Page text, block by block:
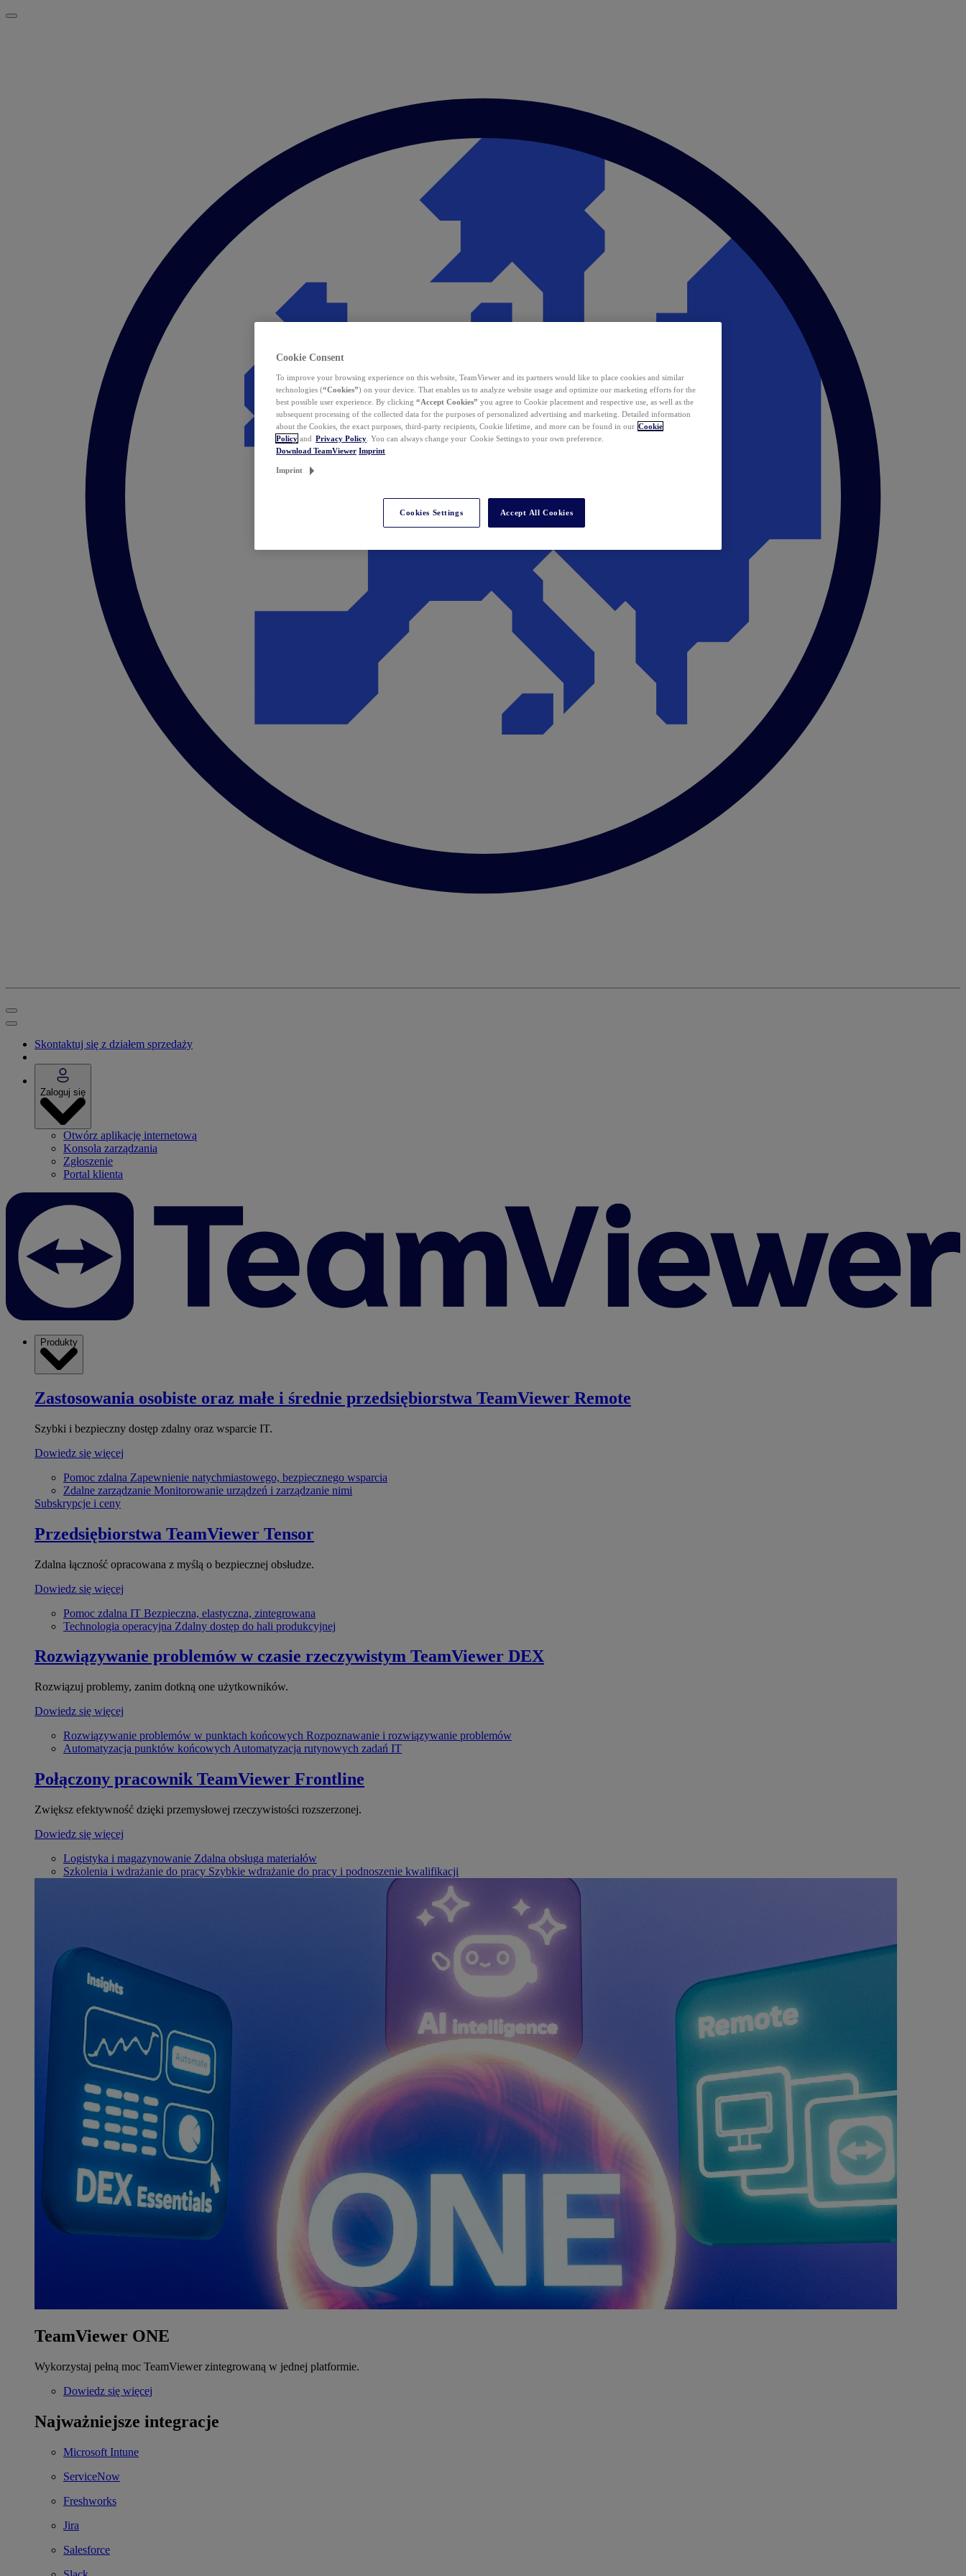
Skontaktuj się z działem sprzedaży
Zaloguj się
Otwórz aplikację internetową
Konsola zarządzania
Zgłoszenie
Portal klienta
Produkty
Zastosowania osobiste oraz małe i średnie przedsiębiorstwa TeamViewer Remote
Szybki i bezpieczny dostęp zdalny oraz wsparcie IT.
Dowiedz się więcej
Pomoc zdalna Zapewnienie natychmiastowego, bezpiecznego wsparcia
Zdalne zarządzanie Monitorowanie urządzeń i zarządzanie nimi
Subskrypcje i ceny
Przedsiębiorstwa TeamViewer Tensor
Zdalna łączność opracowana z myślą o bezpiecznej obsłudze.
Dowiedz się więcej
Pomoc zdalna IT Bezpieczna, elastyczna, zintegrowana
Technologia operacyjna Zdalny dostęp do hali produkcyjnej
Rozwiązywanie problemów w czasie rzeczywistym TeamViewer DEX
Rozwiązuj problemy, zanim dotkną one użytkowników.
Dowiedz się więcej
Rozwiązywanie problemów w punktach końcowych Rozpoznawanie i rozwiązywanie problemów
Automatyzacja punktów końcowych Automatyzacja rutynowych zadań IT
Połączony pracownik TeamViewer Frontline
Zwiększ efektywność dzięki przemysłowej rzeczywistości rozszerzonej.
Dowiedz się więcej
Logistyka i magazynowanie Zdalna obsługa materiałów
Szkolenia i wdrażanie do pracy Szybkie wdrażanie do pracy i podnoszenie kwalifikacji
TeamViewer ONE
Wykorzystaj pełną moc TeamViewer zintegrowaną w jednej platformie.
Dowiedz się więcej
Najważniejsze integracje
Microsoft Intune
ServiceNow
Freshworks
Jira
Salesforce
Cookie Consent
To improve your browsing experience on this website, TeamViewer and its partners would like to place cookies and similar
technologies (“Cookies”) on your device. That enables us to analyze website usage and optimize our marketing efforts for the
best possible user experience. By clicking “Accept Cookies” you agree to Cookie placement and respective use, as well as the
subsequent processing of the collected data for the purposes of personalized advertising and marketing. Detailed information
about the Cookies, the exact purposes, third-party recipients, Cookie lifetime, and more can be found in our Cookie
Policy and Privacy Policy . You can always change your Cookie Settings to your own preference.
Download TeamViewer Imprint
Imprint
Cookies Settings Accept All Cookies